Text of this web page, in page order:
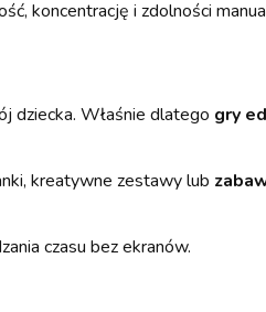
koncentrację i zdolności
dziecka. Właśnie dlatego gry
kreatywne zestawy lub
czasu bez ekranów.